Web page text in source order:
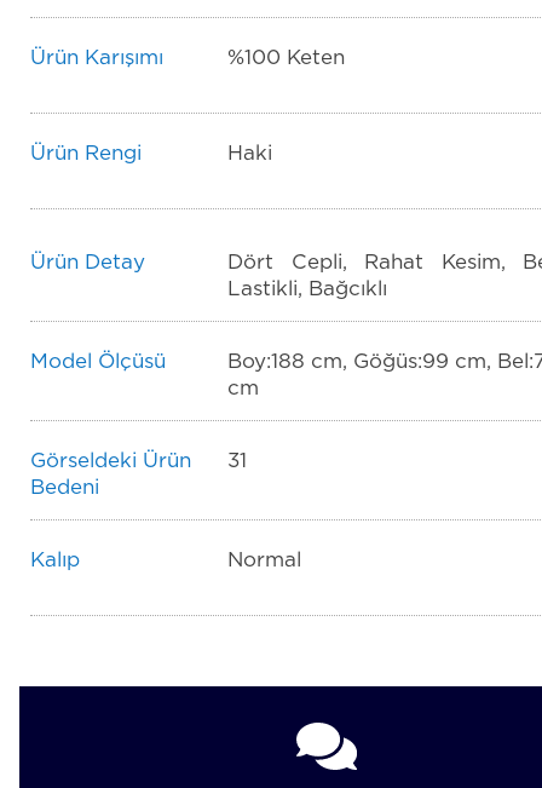
Ürün Karışımı %100 Keten
Ürün Rengi Haki
Ürün Detay
Dört Cepli, Rahat Kesim,
Lastikli, Bağcıklı
Model Ölçüsü
Boy:188 cm, Göğüs:99 cm,
cm
Görseldeki Ürün
Bedeni
31
Kalıp Normal